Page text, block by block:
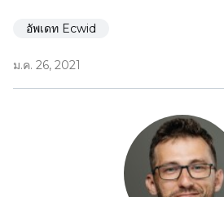
อัพเดท Ecwid
ม.ค. 26, 2021